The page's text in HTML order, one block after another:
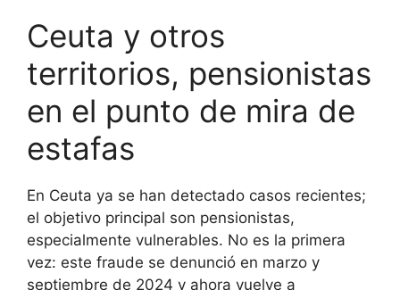
Ceuta y otros
territorios, pensionistas
en el punto de mira de
estafas
En Ceuta ya se han detectado casos recientes;
el objetivo principal son pensionistas,
especialmente vulnerables. No es la primera
vez: este fraude se denunció en marzo y
septiembre de 2024 y ahora vuelve a